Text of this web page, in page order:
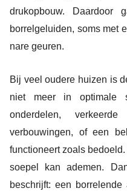
drukopbouw. Daardoor
borrelgeluiden, soms met
nare geuren.
Bij veel oudere huizen is
niet meer in optimale
onderdelen,
verbouwingen, of een
functioneert zoals
soepel kan ademen.
beschrijft: een